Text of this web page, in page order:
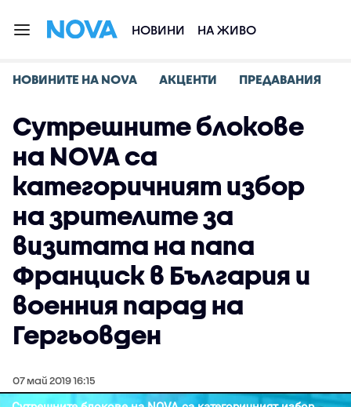
НОВИНИ НА ЖИВО
НОВИНИТЕ НА NOVA АКЦЕНТИ ПРЕДАВАНИЯ
Сутрешните блокове
на NOVA са
категоричният избор
на зрителите за
визитата на папа
Франциск в България и
военния парад на
Гергьовден
07 май 2019 16:15